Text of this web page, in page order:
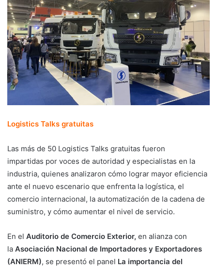
Logistics Talks gratuitas
Las más de 50 Logistics Talks gratuitas fueron
impartidas por voces de autoridad y especialistas en la
industria, quienes analizaron cómo lograr mayor eficiencia
ante el nuevo escenario que enfrenta la logística, el
comercio internacional, la automatización de la cadena de
suministro, y cómo aumentar el nivel de servicio.
En el Auditorio de Comercio Exterior, en alianza con
la Asociación Nacional de Importadores y Exportadores
(ANIERM), se presentó el panel La importancia del